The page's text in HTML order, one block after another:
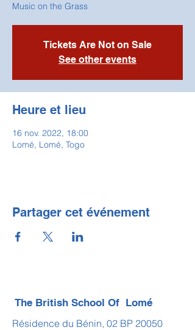
Music on the Grass
Tickets Are Not on Sale
See other events
Heure et lieu
16 nov. 2022, 18:00
Lomé, Lomé, Togo
Partager cet événement
The British School Of Lomé
Résidence du Bénin, 02 BP 20050